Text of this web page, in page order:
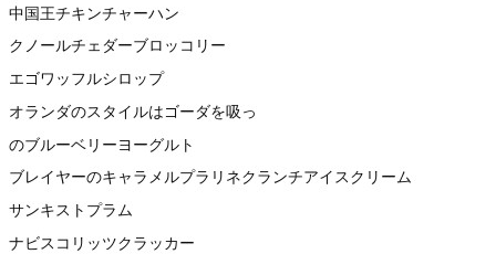
中国王チキンチャーハン
クノールチェダーブロッコリー
エゴワッフルシロップ
オランダのスタイルはゴーダを吸っ
のブルーベリーヨーグルト
ブレイヤーのキャラメルプラリネクランチアイスクリーム
サンキストプラム
ナビスコリッツクラッカー